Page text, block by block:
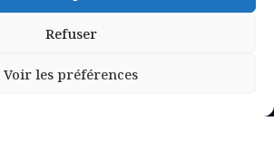
Refuser
Voir les préférences